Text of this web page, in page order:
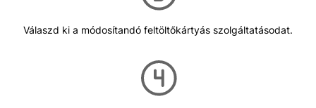
Válaszd ki a módosítandó feltöltőkártyás szolgáltatásodat.